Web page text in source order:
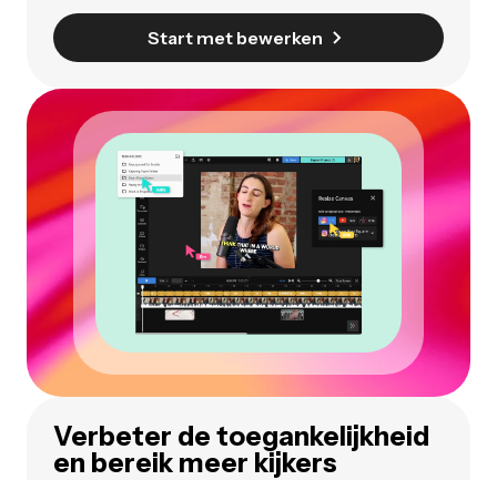
Start met bewerken
Verbeter de toegankelijkheid
en bereik meer kijkers